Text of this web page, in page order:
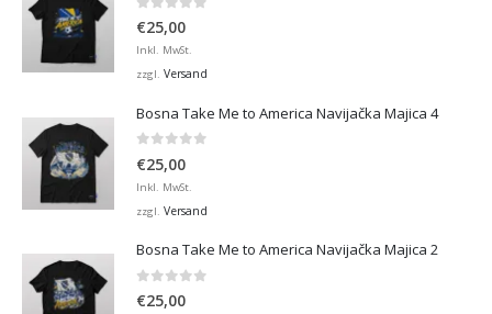
0 von 5
€25,00
Inkl. MwSt.
zzgl. Versand
Bosna Take Me to America Navijačka Majica 4
€25,00
Inkl. MwSt.
zzgl. Versand
Bosna Take Me to America Navijačka Majica 2
0 von 5
€25,00